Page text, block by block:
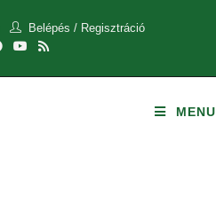
Belépés / Regisztráció
MENU